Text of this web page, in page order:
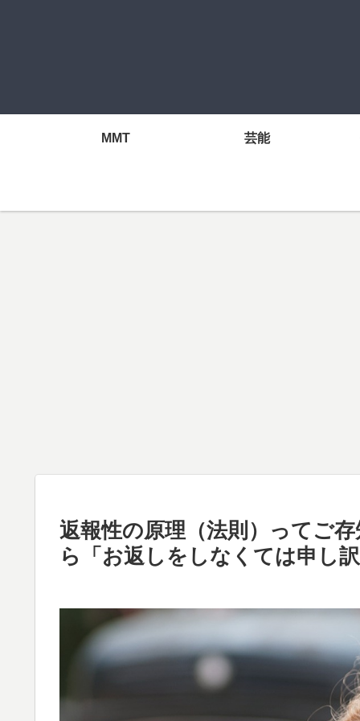
MMT 芸能
返報性の原理（法則）ってご
ら「お返しをしなくては申し